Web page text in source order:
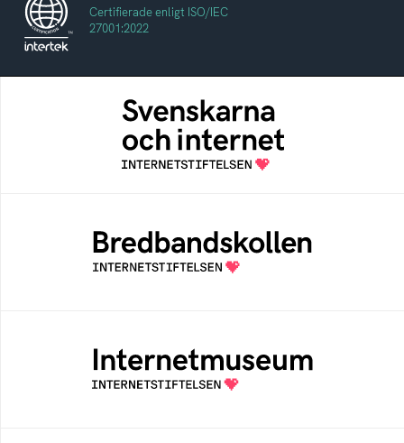
Certifierade enligt ISO/IEC
27001:2022
Svenskarna och internet
En årlig studie av svenska folkets
internetvanor
Bredbandskollen är ett oberoende
konsumentverktyg som drivs av
Internetstiftelsen
Ett digitalt museum som byggts, och kureras
av Internetstiftelsen